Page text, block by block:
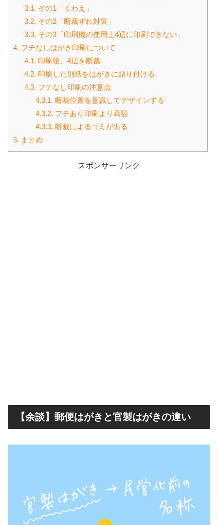
3.1. その1「くわえ」
3.2. その2「断裁ずれ対策」
3.3. その3「印刷機の使用上4辺に印刷できない」
4. フチなしはがき印刷について
4.1. 印刷後、4辺を断裁
4.2. 印刷した別紙をはがきに貼り付ける
4.3. フチなし印刷の注意点
4.3.1. 断裁位置を意識してデザインする
4.3.2. フチあり印刷より高額
4.3.3. 断裁によるゴミが出る
5. まとめ
スポンサーリンク
【余談】郵便はがきと官製はがきの違い